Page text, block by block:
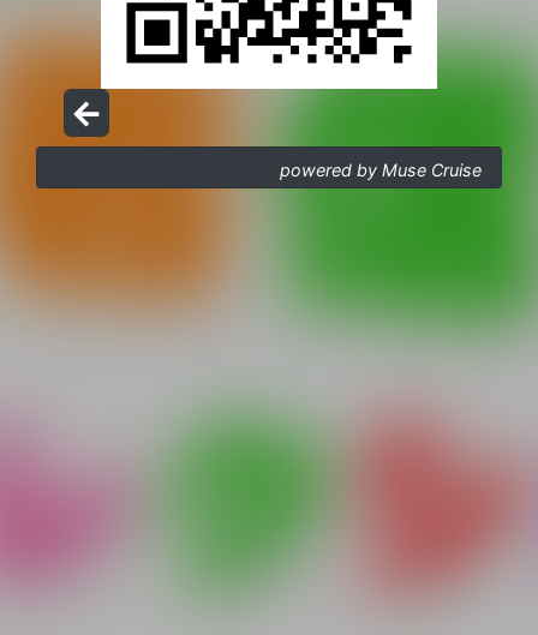
powered by Muse Cruise